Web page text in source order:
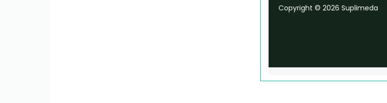
Copyright © 2026 Suplimeda